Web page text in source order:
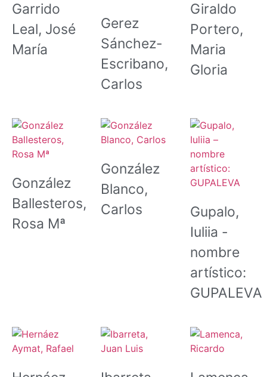
Garrido
Leal, José
María
Gerez
Sánchez-
Escribano,
Carlos
Giraldo
Portero,
Maria
Gloria
González
Ballesteros,
Rosa Mª
González
Blanco,
Carlos
Gupalo,
Iuliia -
nombre
artístico:
GUPALEVA